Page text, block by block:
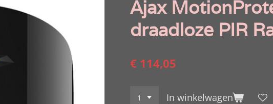
Ajax
draadloze PIR
€ 114,05
In winkelwagen